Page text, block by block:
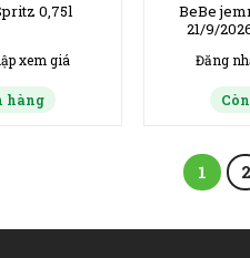
0,75l
xem giá
hàng
BeBe
21/9/
Đăng
1 2